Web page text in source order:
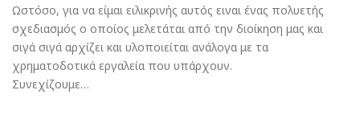
Ωστόσο, για να είμαι ειλικρινής αυτός ειναι ένας πολυετής
σχεδιασμός ο οποίος μελετάται από την διοίκηση μας και
σιγά σιγά αρχίζει και υλοποιείται ανάλογα με τα
χρηματοδοτικά εργαλεία που υπάρχουν.
Συνεχίζουμε…